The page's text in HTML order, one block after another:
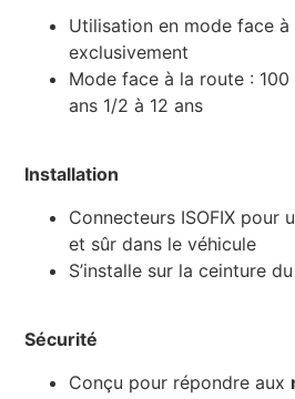
Utilisation en mode face
exclusivement
Mode face à la route :
ans 1/2 à 12 ans
Installation
Connecteurs ISOFIX pour
et sûr dans le véhicule
S’installe sur la ceinture
Sécurité
Conçu pour répondre aux